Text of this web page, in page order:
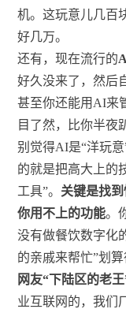
机。这玩意儿几百
好几万。
还有，现在流行的
好久没来了，然后
甚至你还能用AI来
目了然，比你半夜
别觉得AI是“洋玩
的就是把高大上的
工具”。 关键是找
你用不上的功能。
没有做餐饮数字化
的亲戚来帮忙”划算
网友“下陆区的老王
业互联网的，我们